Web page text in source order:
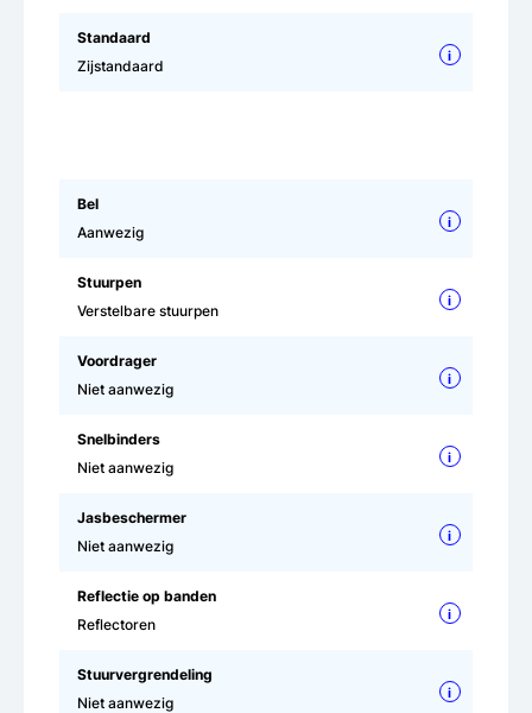
Standaard
Zijstandaard
i
Bel
Aanwezig
i
Stuurpen
Verstelbare stuurpen
i
Voordrager
Niet aanwezig
i
Snelbinders
Niet aanwezig
i
Jasbeschermer
Niet aanwezig
i
Reflectie op banden
Reflectoren
i
Stuurvergrendeling
Niet aanwezig
i